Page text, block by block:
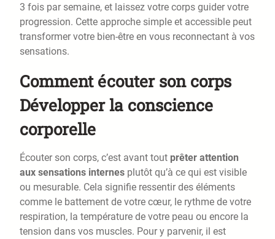
3 fois par semaine, et laissez votre corps guider votre
progression. Cette approche simple et accessible peut
transformer votre bien-être en vous reconnectant à vos
sensations.
Comment écouter son corps
Développer la conscience
corporelle
Écouter son corps, c’est avant tout prêter attention
aux sensations internes plutôt qu’à ce qui est visible
ou mesurable. Cela signifie ressentir des éléments
comme le battement de votre cœur, le rythme de votre
respiration, la température de votre peau ou encore la
tension dans vos muscles. Pour y parvenir, il est